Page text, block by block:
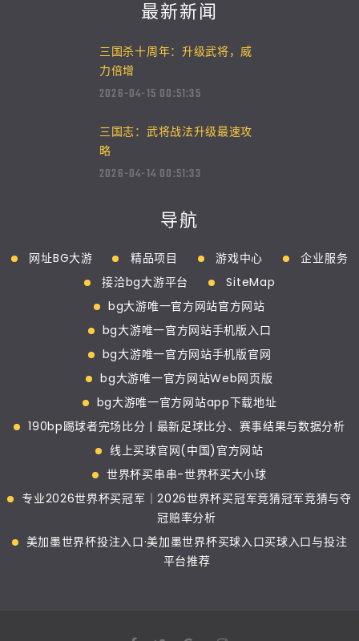
最新新闻
三国杀十周年：升级武将，威
力倍增
2026-04-15 00:51:35
三国志：武将战法升级最速攻
略
2026-04-14 00:51:33
导航
网址BG大游 精品项目 游戏中心
企业服务
接洽bg大游平台
SiteMap
bg大游唯一官方网站官方网站
bg大游唯一官方网站手机版入口
bg大游唯一官方网站手机版官网
bg大游唯一官方网站Web网页版
bg大游唯一官方网站app下载地址
190bp踢球者完场比分 | 最新足球比分、赛事结果与数据分析
线上买球官网(中国)官方网站
世界杯买串串-世界杯买大小球
专业2026世界杯买冠军｜2026世界杯买冠军竞猜冠军竞猜与夺
冠赔率分析
美加墨世界杯投注入口·美加墨世界杯买球入口买球入口与投注
平台推荐